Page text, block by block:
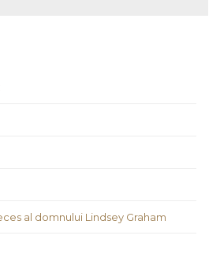
al domnului Lindsey Graham